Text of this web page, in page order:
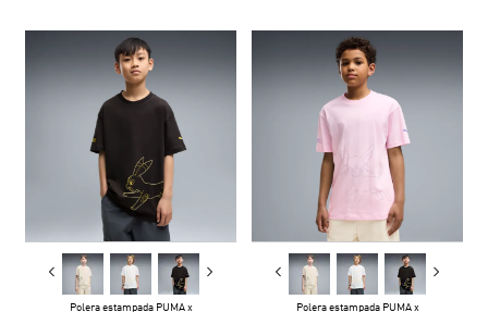
Polera estampada PUMA x
Polera estampada PUMA x